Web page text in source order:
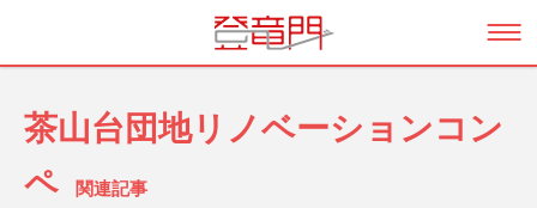
茶山台団地リノベーションコン
ペ
関連記事